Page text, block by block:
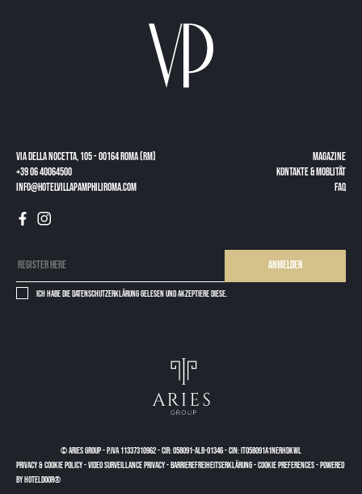
Via della Nocetta, 105 - 00164 Roma (RM)
+39 06 40064500
info@hotelvillapamphiliroma.com
Magazine
KONTAKTE & MOBLITÄT
FAQ
Anmelden
Ich habe dieDatenschutzerklärunggelesen und akzeptiere diese.
© Aries Group-P.IVA 11337310962-CIR: 058091-ALB-01346-CIN: IT058091A1NERHDKWL
PRIVACY & COOKIE POLICY-VIDEO SURVEILLANCE PRIVACY-Barrierefreiheitserklärung-COOKIE PREFERENCES-Powered
by Hoteldoor®